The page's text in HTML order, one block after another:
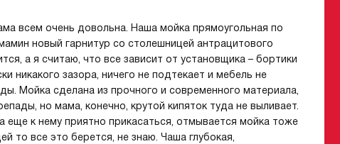
всем очень довольна. Наша мойка прямоугольная по
новый гарнитур со столешницей антрацитового
а я считаю, что все зависит от установщика – бортики
никакого зазора, ничего не подтекает и мебель не
Мойка сделана из прочного и современного материала,
но мама, конечно, крутой кипяток туда не выливает.
еще к нему приятно прикасаться, отмывается мойка тоже
то все это берется, не знаю. Чаша глубокая,